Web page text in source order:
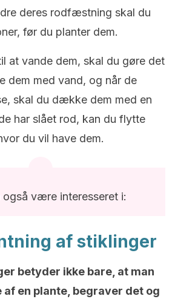
deres rodfæstning skal du
før du planter dem.
at vande dem, skal du gøre det
dem med vand, og når de
skal du dække dem med en
har slået rod, kan du flytte
du vil have dem.
også være interesseret i:
af stiklinger
betyder ikke bare, at man
af en plante, begraver det og